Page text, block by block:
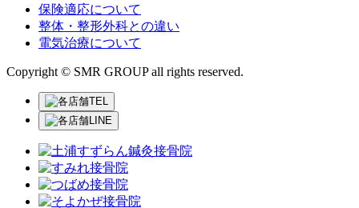
保険適応について
整体・整形外科との違い
電気治療について
Copyright © SMR GROUP all rights reserved.